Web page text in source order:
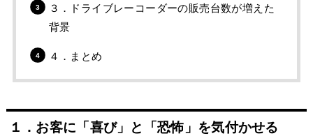
３．ドライブレーコーダーの販売台数が増えた
背景
４．まとめ
１．お客に「喜び」と「恐怖」を気付かせる